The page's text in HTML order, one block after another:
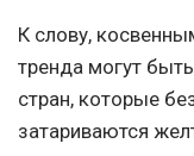
К слову,
тренда могут
стран, которые
затариваются